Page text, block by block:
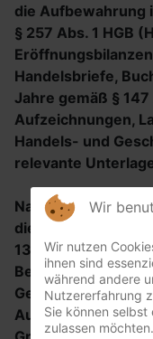
die Aufbewahrung
§ 257 Abs. 1 HGB
Handelsbriefe,
Jahre gemäß § 147
Aufzeichnungen,
Handels- und
relevante
Nach gesetzlichen
die Aufbewahrung
132 Abs. 1 BAO
Belege/
Geschäftspapiere,
Ausgaben, etc.),
Wir
Wir nutzen
ihnen sind
während andere
Nutzererfahrung
Sie können
zulassen